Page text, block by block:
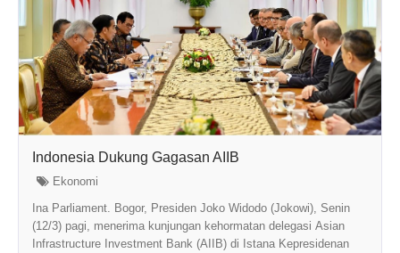
Indonesia Dukung Gagasan AIIB
Ekonomi
Ina Parliament. Bogor, Presiden Joko Widodo (Jokowi), Senin
(12/3) pagi, menerima kunjungan kehormatan delegasi Asian
Infrastructure Investment Bank (AIIB) di Istana Kepresidenan